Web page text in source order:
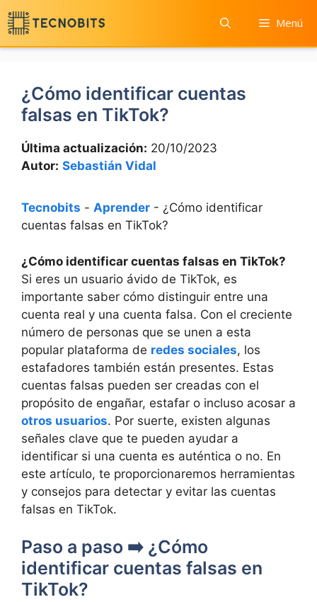
Saltar
al
contenido
Menú
¿Cómo identificar cuentas
falsas en TikTok?
Última actualización: 20/10/2023
Autor: Sebastián Vidal
Tecnobits - Aprender - ¿Cómo identificar
cuentas falsas en TikTok?
¿Cómo identificar cuentas falsas en TikTok?
Si eres un usuario ávido de TikTok, es
importante saber cómo distinguir entre una
cuenta real y una cuenta falsa. Con el creciente
número de personas que se unen a esta
popular plataforma de redes sociales, los
estafadores también están presentes. Estas
cuentas falsas pueden ser creadas con el
propósito de engañar, estafar o incluso acosar a
otros usuarios. Por suerte, existen algunas
señales clave que te pueden ayudar a
identificar si una cuenta es auténtica o no. En
este artículo, te proporcionaremos herramientas
y consejos para detectar y evitar las cuentas
falsas en TikTok.
Paso a paso ➡️ ¿Cómo
identificar cuentas falsas en
TikTok?